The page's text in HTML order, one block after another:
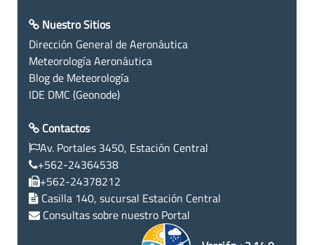
Nuestro Sitios
Dirección General de Aeronáutica
Meteorología Aeronáutica
Blog de Meteorología
IDE DMC (Geonode)
Contactos
Av. Portales 3450, Estación Central
+562-24364538
+562-24378212
Casilla 140, sucursal Estación Central
Consultas sobre nuestro Portal